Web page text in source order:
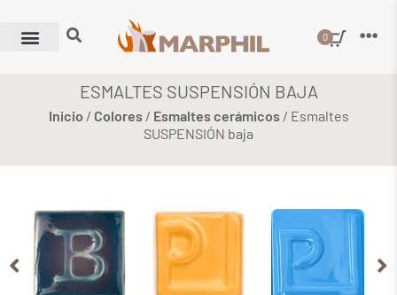
0
ESMALTES SUSPENSIÓN BAJA
Inicio / Colores/ Esmaltes cerámicos/ Esmaltes
SUSPENSIÓN baja